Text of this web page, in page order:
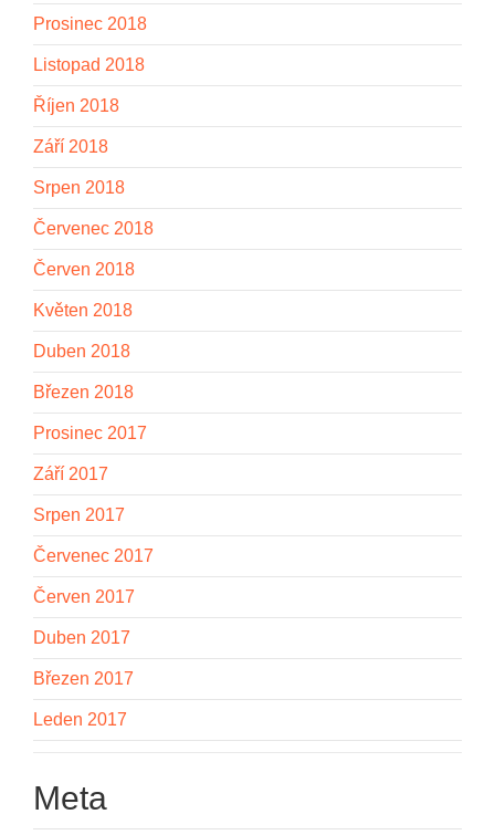
Prosinec 2018
Listopad 2018
Říjen 2018
Září 2018
Srpen 2018
Červenec 2018
Červen 2018
Květen 2018
Duben 2018
Březen 2018
Prosinec 2017
Září 2017
Srpen 2017
Červenec 2017
Červen 2017
Duben 2017
Březen 2017
Leden 2017
Meta